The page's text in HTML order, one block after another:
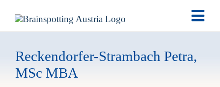
Reckendorfer-Strambach Petra,
MSc MBA